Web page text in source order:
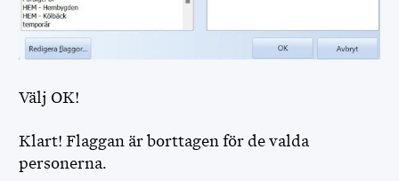
Välj OK!
Klart! Flaggan är borttagen för de valda
personerna.